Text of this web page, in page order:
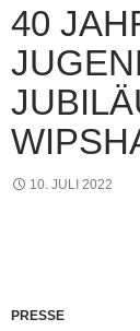
40
10. JULI 2022
PRESSE